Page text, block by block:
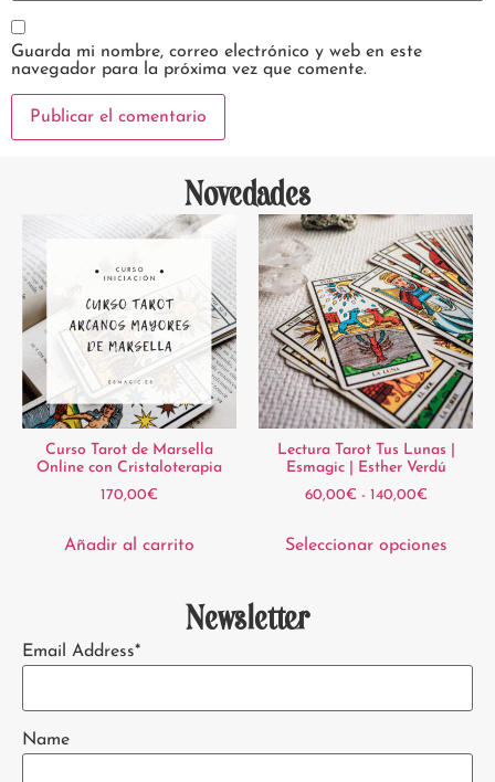
Guarda mi nombre, correo electrónico y web en este
navegador para la próxima vez que comente.
Novedades
Curso Tarot de Marsella
Online con Cristaloterapia
170,00€
Añadir al carrito
Lectura Tarot Tus Lunas |
Esmagic | Esther Verdú
60,00€ - 140,00€
Seleccionar opciones
Newsletter
Email Address*
Name